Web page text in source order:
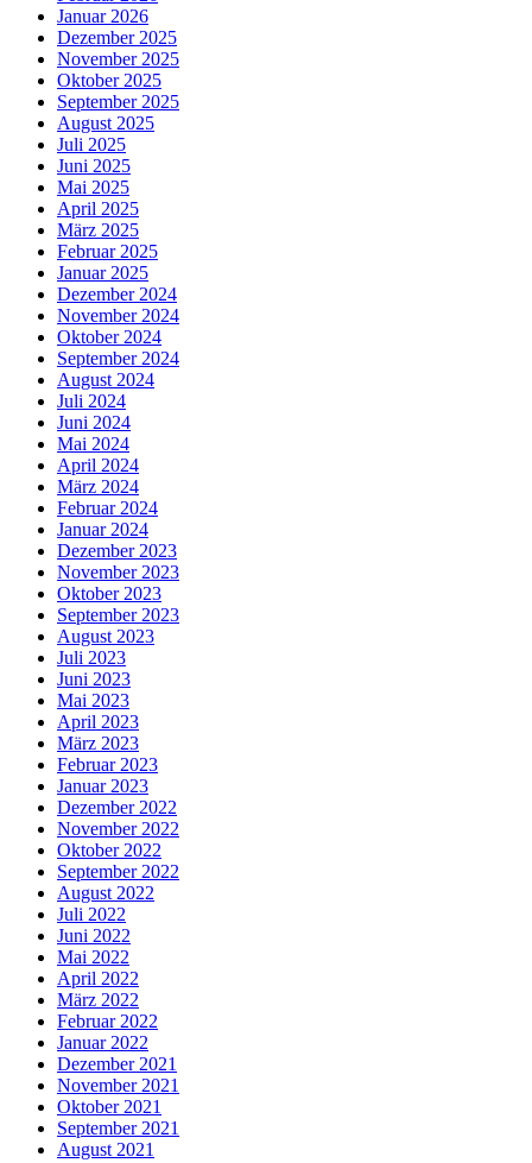
Januar 2026
Dezember 2025
November 2025
Oktober 2025
September 2025
August 2025
Juli 2025
Juni 2025
Mai 2025
April 2025
März 2025
Februar 2025
Januar 2025
Dezember 2024
November 2024
Oktober 2024
September 2024
August 2024
Juli 2024
Juni 2024
Mai 2024
April 2024
März 2024
Februar 2024
Januar 2024
Dezember 2023
November 2023
Oktober 2023
September 2023
August 2023
Juli 2023
Juni 2023
Mai 2023
April 2023
März 2023
Februar 2023
Januar 2023
Dezember 2022
November 2022
Oktober 2022
September 2022
August 2022
Juli 2022
Juni 2022
Mai 2022
April 2022
März 2022
Februar 2022
Januar 2022
Dezember 2021
November 2021
Oktober 2021
September 2021
August 2021